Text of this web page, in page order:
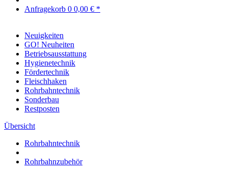
Anfragekorb 0 0,00 € *
Neuigkeiten
GO! Neuheiten
Betriebsausstattung
Hygienetechnik
Fördertechnik
Fleischhaken
Rohrbahntechnik
Sonderbau
Restposten
Übersicht
Rohrbahntechnik
Rohrbahnzubehör